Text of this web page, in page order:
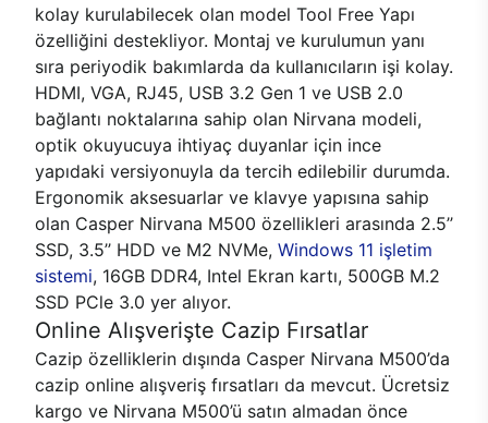
kolay kurulabilecek olan model Tool Free Yapı
özelliğini destekliyor. Montaj ve kurulumun yanı
sıra periyodik bakımlarda da kullanıcıların işi kolay.
HDMI, VGA, RJ45, USB 3.2 Gen 1 ve USB 2.0
bağlantı noktalarına sahip olan Nirvana modeli,
optik okuyucuya ihtiyaç duyanlar için ince
yapıdaki versiyonuyla da tercih edilebilir durumda.
Ergonomik aksesuarlar ve klavye yapısına sahip
olan Casper Nirvana M500 özellikleri arasında 2.5’’
SSD, 3.5’’ HDD ve M2 NVMe, Windows 11 işletim
sistemi, 16GB DDR4, Intel Ekran kartı, 500GB M.2
SSD PCle 3.0 yer alıyor.
Online Alışverişte Cazip Fırsatlar
Cazip özelliklerin dışında Casper Nirvana M500’da
cazip online alışveriş fırsatları da mevcut. Ücretsiz
kargo ve Nirvana M500’ü satın almadan önce